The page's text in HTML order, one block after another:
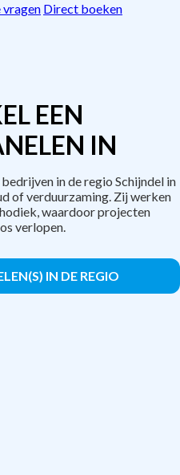
Direct boeken
EEN
IN
in de regio Schijndel in
of verduurzaming. Zij werken
waardoor projecten
verlopen.
IN DE REGIO